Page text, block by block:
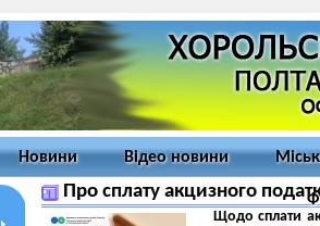
Новини Відео новини
Про сплату акцизного
Щодо сплати